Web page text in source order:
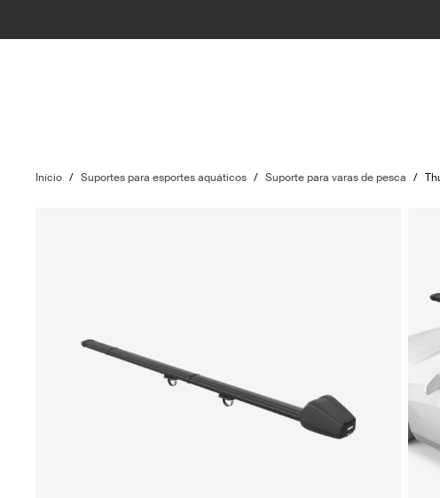
Início / Suportes para esportes aquáticos / Suporte para varas de pesca /